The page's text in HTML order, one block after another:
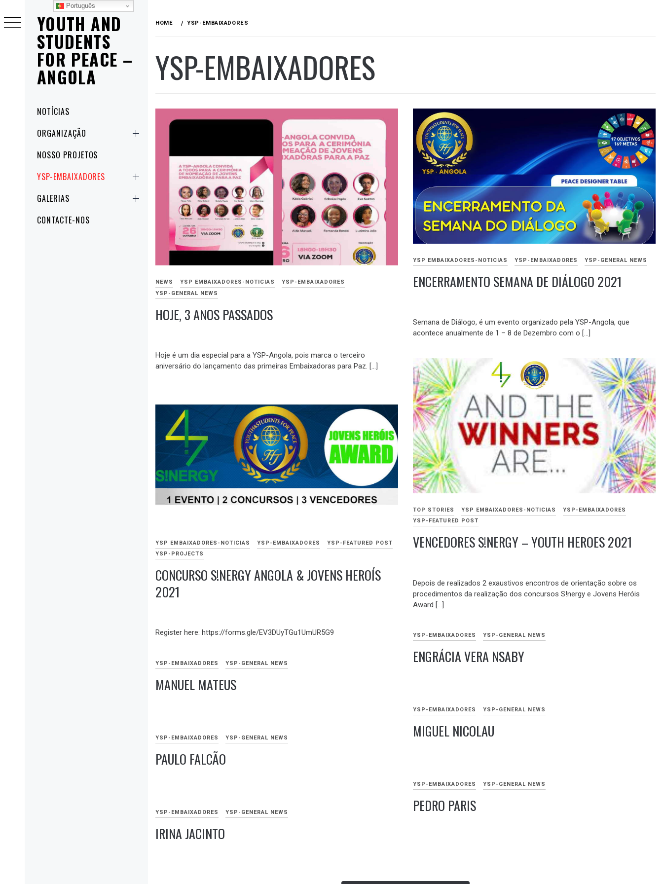
YOUTH AND
STUDENTS
FOR PEACE –
ANGOLA
Primary
Menu
NOTÍCIAS
ORGANIZAÇÃO
NOSSO PROJETOS
YSP-EMBAIXADORES
GALERIAS
CONTACTE-NOS
to
content
HOME YSP-EMBAIXADORES
YSP-EMBAIXADORES
NEWS YSP EMBAIXADORES-NOTICIAS
YSP-EMBAIXADORES
YSP-GENERAL NEWS
HOJE, 3 ANOS PASSADOS
2023
Hoje é um dia especial para a YSP-Angola, pois marca o terceiro
aniversário do lançamento das primeiras Embaixadoras para Paz. […]
YSP EMBAIXADORES-NOTICIAS YSP-EMBAIXADORES YSP-GENERAL NEWS
ENCERRAMENTO SEMANA DE DIÁLOGO 2021
2021
Semana de Diálogo, é um evento organizado pela YSP-Angola, que
acontece anualmente de 1 – 8 de Dezembro com o […]
TOP STORIES YSP EMBAIXADORES-NOTICIAS
YSP-EMBAIXADORES
YSP-FEATURED POST
VENCEDORES S!NERGY – YOUTH HEROES 2021
2021
Depois de realizados 2 exaustivos encontros de orientação sobre os
procedimentos da realização dos concursos S!nergy e Jovens Heróis
Award […]
YSP EMBAIXADORES-NOTICIAS YSP-EMBAIXADORES
YSP-FEATURED POST
YSP-PROJECTS
CONCURSO S!NERGY ANGOLA & JOVENS HEROÍS
2021
2021
Register here: https://forms.gle/EV3DUyTGu1UmUR5G9 YSP-EMBAIXADORES YSP-GENERAL NEWS
ENGRÁCIA VERA NSABY
YSP-EMBAIXADORES YSP-GENERAL NEWS
MANUEL MATEUS
YSP-EMBAIXADORES YSP-GENERAL NEWS
MIGUEL NICOLAU
YSP-EMBAIXADORES YSP-GENERAL NEWS
PAULO FALCÃO
YSP-EMBAIXADORES YSP-GENERAL NEWS
PEDRO PARIS
YSP-EMBAIXADORES YSP-GENERAL NEWS
IRINA JACINTO
Português